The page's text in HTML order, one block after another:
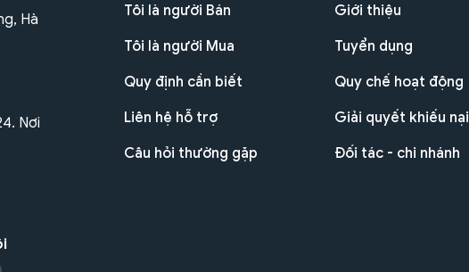
Hà
Nơi
Tôi là người Bán
Tôi là người Mua
Quy định cần biết
Liên hệ hỗ trợ
Câu hỏi thường gặp
Giới thiệu
Tuyển dụng
Quy chế hoạt động
Giải quyết khiếu nại
Đối tác - chi nhánh